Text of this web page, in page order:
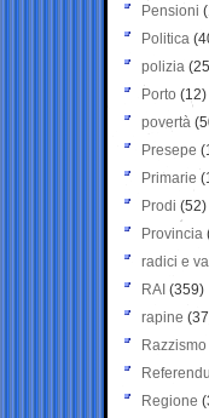
Pensioni
Politica
polizia
Porto (12)
povertà
Presepe
Primarie
Prodi (52)
Provincia
radici e
RAI (359)
rapine
Razzismo
Regione